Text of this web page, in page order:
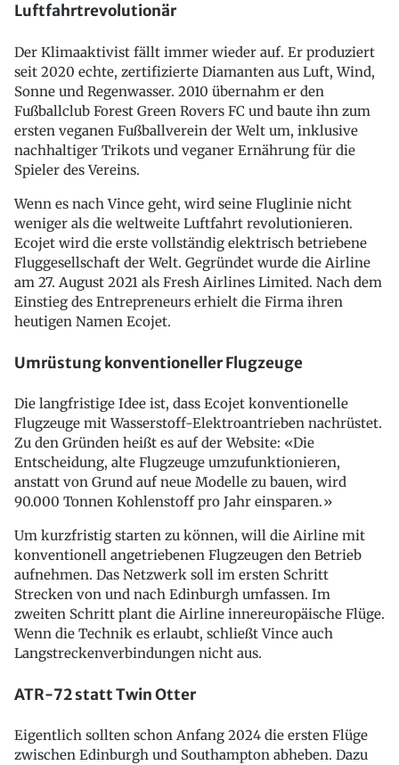
Luftfahrtrevolutionär
Der Klimaaktivist fällt immer wieder auf. Er produziert
seit 2020 echte, zertifizierte Diamanten aus Luft, Wind,
Sonne und Regenwasser. 2010 übernahm er den
Fußballclub Forest Green Rovers FC und baute ihn zum
ersten veganen Fußballverein der Welt um, inklusive
nachhaltiger Trikots und veganer Ernährung für die
Spieler des Vereins.
Wenn es nach Vince geht, wird seine Fluglinie nicht
weniger als die weltweite Luftfahrt revolutionieren.
Ecojet wird die erste vollständig elektrisch betriebene
Fluggesellschaft der Welt. Gegründet wurde die Airline
am 27. August 2021 als Fresh Airlines Limited. Nach dem
Einstieg des Entrepreneurs erhielt die Firma ihren
heutigen Namen Ecojet.
Umrüstung konventioneller Flugzeuge
Die langfristige Idee ist, dass Ecojet konventionelle
Flugzeuge mit Wasserstoff-Elektroantrieben nachrüstet.
Zu den Gründen heißt es auf der Website: «Die
Entscheidung, alte Flugzeuge umzufunktionieren,
anstatt von Grund auf neue Modelle zu bauen, wird
90.000 Tonnen Kohlenstoff pro Jahr einsparen.»
Um kurzfristig starten zu können, will die Airline mit
konventionell angetriebenen Flugzeugen den Betrieb
aufnehmen. Das Netzwerk soll im ersten Schritt
Strecken von und nach Edinburgh umfassen. Im
zweiten Schritt plant die Airline innereuropäische Flüge.
Wenn die Technik es erlaubt, schließt Vince auch
Langstreckenverbindungen nicht aus.
ATR-72 statt Twin Otter
Eigentlich sollten schon Anfang 2024 die ersten Flüge
zwischen Edinburgh und Southampton abheben. Dazu